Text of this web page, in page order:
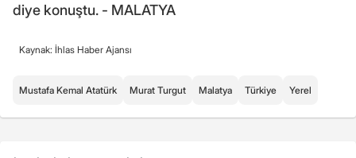
diye konuştu. - MALATYA
Kaynak: İhlas Haber Ajansı
Mustafa Kemal Atatürk Murat Turgut Malatya Türkiye Yerel